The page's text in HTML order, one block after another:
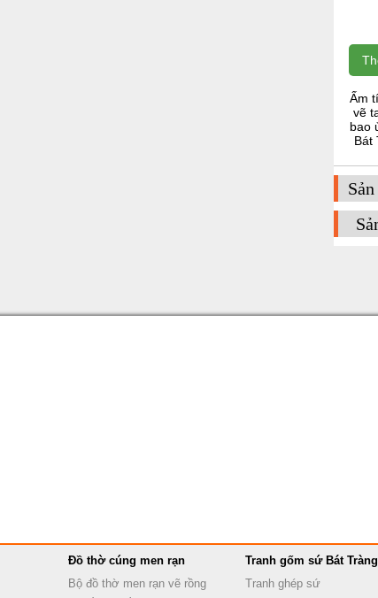
Ấm
vẽ
bao
Bát
Đồ thờ cúng men rạn
Bộ đồ thờ men rạn vẽ rồng
Tranh gốm sứ Bát Tràng
Tranh ghép sứ